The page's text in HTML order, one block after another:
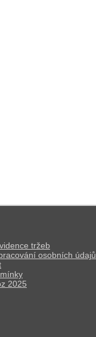
tržeb
osobních údajů
2025